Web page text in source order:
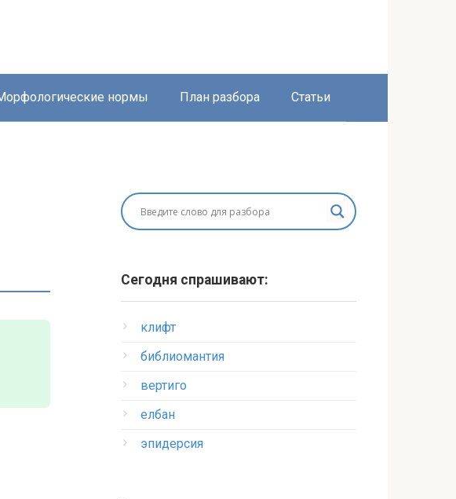
нормы План разбора Статьи
Сегодня спрашивают:
клифт
библиомантия
вертиго
елбан
эпидерсия